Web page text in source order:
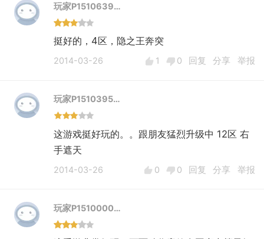
玩家P1510639…
挺好的，4区，隐之王奔突
2014-03-26 1 0 回复 分享 举报
玩家P1510395…
这游戏挺好玩的。。跟朋友猛烈升级中 12区 右
手遮天
2014-03-26 0 0 回复 分享 举报
玩家P1510000…